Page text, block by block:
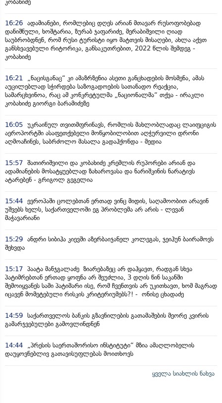
კობახიძე
16:26 ადამიანები, რომლებიც დღეს არიან მთავარ რუსოფობებად
დანიშნული, ხოშტარია, ზურაბ ჯაფარიძე, მერაბიშვილი ღიად
საუბრობდნენ, რომ რუსი ტურისტი იყო მატთვის მისაღები, ახლა აქვთ
განსხვავებული რიტორიკა, განსაკუთრებით, 2022 წლის შემდეგ -
კობახიძე
16:21
„ნაცისგანაც“ კი ამაზრზენია ასეთი განცხადების მოსმენა, ამას
აუცილებლად სჭირდება საზოგადოების სათანადო რეაქცია,
სამარცხვინოა, რაც ამ კონკრეტულმა „ნაციონალმა“ თქვა - ირაკლი
კობახიძე გიორგი ბარამიძეზე
16:05 უკრაინულ თვითმფრინავს, რომლის მახლობლადაც ლაიფციგის
აეროპორტში ასაფეთქებელი მოწყობილობით აღჭურვილი დრონი
აღმოაჩინეს, საბრძოლო მასალა გადაჰქონდა - მედია
15:57 შათირიშვილი და კობახიძე კრემლის რუპორები არიან და
ადამიანების მოსატყუებლად ზახაროვასა და ნარიშკინის ნარატივს
ატარებენ - გრიგოლ გეგელია
15:44 ევროპაში ცოლებთან ერთად ვინც მიდის, საღამოობით არავინ
უშვებს ხელს, საქართველოში ეგ პრობლემა არ არის - ლევან
მაჭავარიანი
15:29 ანდრი სიბიჰა კიევში აზერბაიჯანელ კოლეგას, ჯეიჰუნ ბაირამოვს
შეხვდა
15:17 პაატა მანჯგალაძე ზიარებაზეც არ დაჰყავთ, რადგან სხვა
პატიმრებთან ერთად ყოფნა არ შეუძლია, 3 დღის წინ საკანში
შემოიყვანეს სამი პატიმარი ისე, რომ ჩვენთვის არ უკითხავთ, ხომ მაგრად
იცავენ მომეტებული რისკის კრიტერიუმებს?! - ონისე ცხადაძე
14:59 საქართველოს ბანკის გზავნილების გათამაშების მეორე კვირის
გამარჯვებულები გამოვლინდნენ
14:44
„პრესის საერთაშორისო ინსტიტუტი“ მზია ამაღლობელის
დაუყოვნებლივ გათავისუფლებას მოითხოვს
ყველა სიახლის ნახვა